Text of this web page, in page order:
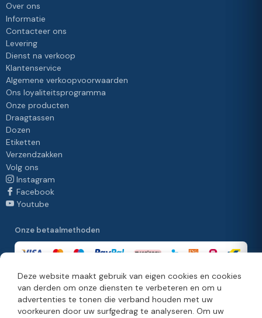
Deze website maakt gebruik van eigen cookies en cookies
van derden om onze diensten te verbeteren en om u
advertenties te tonen die verband houden met uw
voorkeuren door uw surfgedrag te analyseren. Om uw
Over ons
Informatie
Contacteer ons
Levering
Dienst na verkoop
Klantenservice
Algemene verkoopvoorwaarden
Ons loyaliteitsprogramma
Onze producten
Draagtassen
Dozen
Etiketten
Verzendzakken
Volg ons
Instagram
Facebook
Youtube
Onze betaalmethoden
Onze leveringsmethoden